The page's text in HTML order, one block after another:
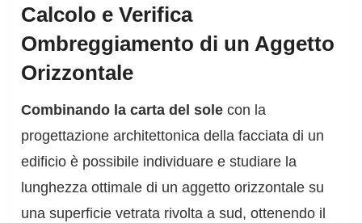
Calcolo e Verifica
Ombreggiamento di un Aggetto
Orizzontale
Combinando la carta del sole con la
progettazione architettonica della facciata di un
edificio è possibile individuare e studiare la
lunghezza ottimale di un aggetto orizzontale su
una superficie vetrata rivolta a sud, ottenendo il